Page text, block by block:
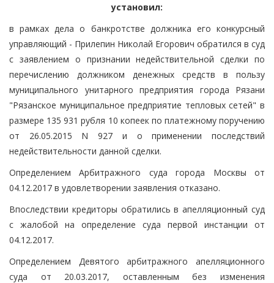
установил:
в рамках дела о банкротстве должника его конкурсный
управляющий - Прилепин Николай Егорович обратился в суд
с заявлением о признании недействительной сделки по
перечислению должником денежных средств в пользу
муниципального унитарного предприятия города Рязани
"Рязанское муниципальное предприятие тепловых сетей" в
размере 135 931 рубля 10 копеек по платежному поручению
от 26.05.2015 N 927 и о применении последствий
недействительности данной сделки.
Определением Арбитражного суда города Москвы от
04.12.2017 в удовлетворении заявления отказано.
Впоследствии кредиторы обратились в апелляционный суд
с жалобой на определение суда первой инстанции от
04.12.2017.
Определением Девятого арбитражного апелляционного
суда от 20.03.2017, оставленным без изменения